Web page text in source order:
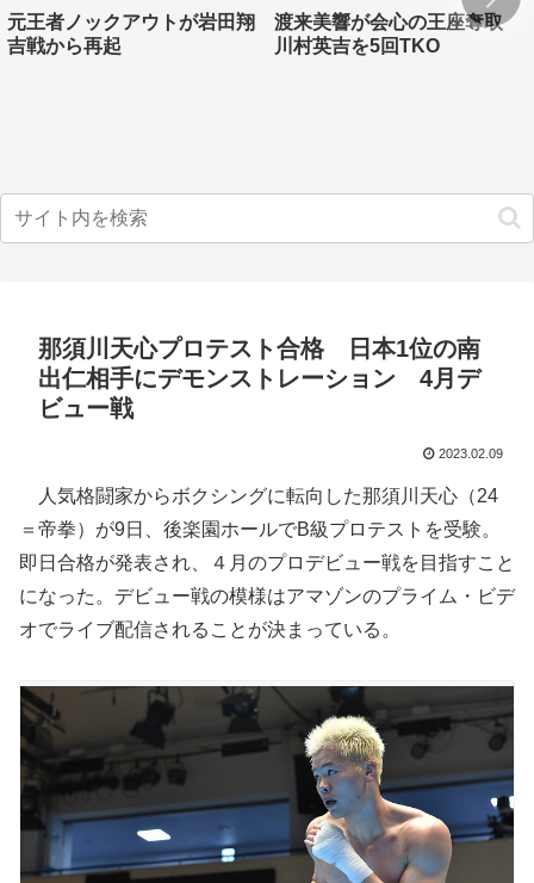
元王者ノックアウトが岩田翔
吉戦から再起
渡来美響が会心の王座奪取
川村英吉を5回TKO
那須川天心プロテスト合格 日本1位の南
出仁相手にデモンストレーション 4月デ
ビュー戦
2023.02.09
人気格闘家からボクシングに転向した那須川天心（24
＝帝拳）が9日、後楽園ホールでB級プロテストを受験。
即日合格が発表され、４月のプロデビュー戦を目指すこと
になった。デビュー戦の模様はアマゾンのプライム・ビデ
オでライブ配信されることが決まっている。